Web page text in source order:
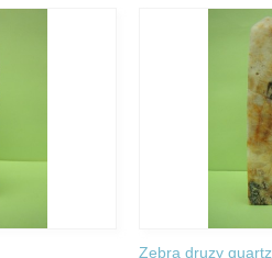
Zebra druzy quartz